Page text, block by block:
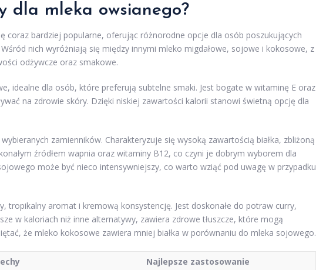
dla mleka owsianego?
coraz bardziej popularne, oferując różnorodne opcje dla osób poszukujących
nich wyróżniają się między innymi mleko migdałowe, sojowe i kokosowe, z
odżywcze oraz smakowe.
idealne dla osób, które preferują subtelne smaki. Jest bogate w witaminę E oraz
na zdrowie skóry. Dzięki niskiej zawartości kalorii stanowi świetną opcję dla
zamienników. Charakteryzuje się wysoką zawartością białka, zbliżoną
źródłem wapnia oraz witaminy B12, co czyni je dobrym wyborem dla
może być nieco intensywniejszy, co warto wziąć pod uwagę w przypadku
tropikalny aromat i kremową konsystencję. Jest doskonałe do potraw curry,
w kaloriach niż inne alternatywy, zawiera zdrowe tłuszcze, które mogą
że mleko kokosowe zawiera mniej białka w porównaniu do mleka sojowego.
Najlepsze zastosowanie